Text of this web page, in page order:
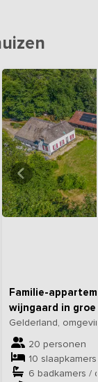
Familie-
wijngaard in
Gelderland,
20 personen
10 slaapkamers
6 badkamers /
Bekijk